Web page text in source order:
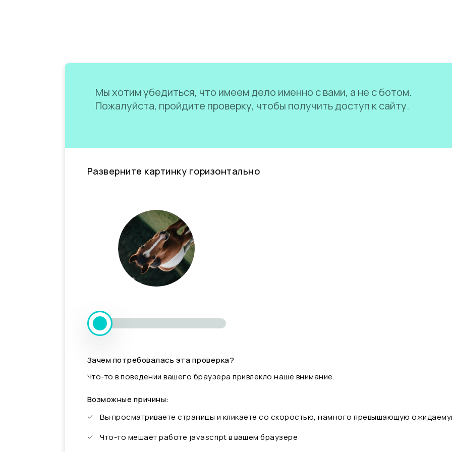
Мы хотим убедиться, что имеем дело именно с вами, а не с ботом.
Пожалуйста, пройдите проверку, чтобы получить доступ к сайту.
Разверните картинку горизонтально
Зачем потребовалась эта проверка?
Что-то в поведении вашего браузера привлекло наше внимание.
Возможные причины:
Вы просматриваете страницы и кликаете со скоростью, намного превышающую
Что-то мешает работе javascript в вашем браузере